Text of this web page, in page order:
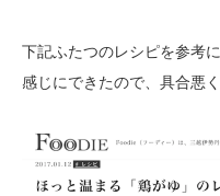
下記ふたつのレシピを参考
感じにできたので、具合悪